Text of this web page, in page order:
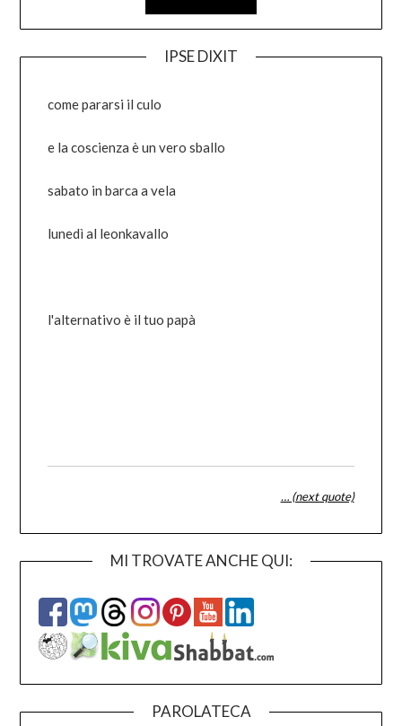
IPSE DIXIT
come pararsi il culo
e la coscienza è un vero sballo
sabato in barca a vela
lunedì al leonkavallo
l'alternativo è il tuo papà
… (next quote)
MI TROVATE ANCHE QUI:
PAROLATECA